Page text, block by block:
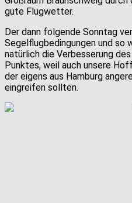
gute Flugwetter.
Der dann folgende Sonntag
Segelflugbedingungen und so
natürlich die Verbesserung
Punktes, weil auch unsere
der eigens aus Hamburg
eingreifen sollten.